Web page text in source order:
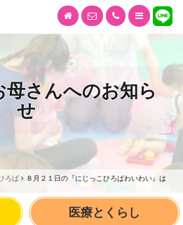
母さんへのお知ら
せ
ろば
８月２１日の『にじっこひろばわいわい』は
医療とくらし